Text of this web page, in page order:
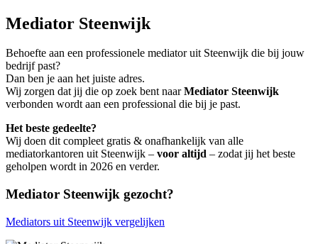
Mediator Steenwijk
Behoefte aan een professionele mediator uit Steenwijk die bij jouw
bedrijf past?
Dan ben je aan het juiste adres.
Wij zorgen dat jij die op zoek bent naarMediator Steenwijk
verbonden wordt aan een professional die bij je past.
Het beste gedeelte?
Wij doen dit compleet gratis & onafhankelijk van alle
mediatorkantoren uit Steenwijk – voor altijd – zodat jij het beste
geholpen wordt in 2026 en verder.
Mediator Steenwijk gezocht?
Mediators uit Steenwijk vergelijken